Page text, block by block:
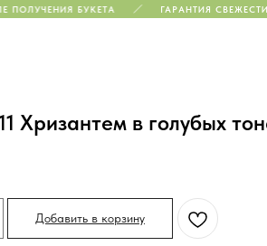
БУКЕТА ГАРАНТИЯ СВЕЖЕСТИ
Хризантем в голубых
Добавить в корзину